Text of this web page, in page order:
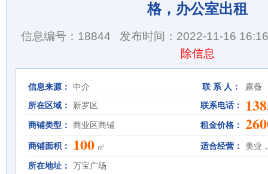
格，办公室出租
信息编号：18844
发布时间：2022-11-16
除信息
信息来源： 中介 联 系 人：
露薇
所在区域：
新罗区 联系电话：
商铺类型： 商业区商铺 租金价格：
商铺面积： 100 ㎡ 适合经营： 美业
所在地址： 万宝广场